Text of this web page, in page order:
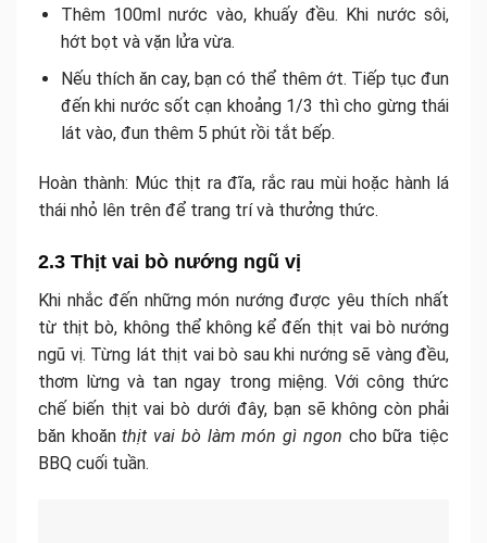
Thêm 100ml nước vào, khuấy đều. Khi nước sôi,
hớt bọt và vặn lửa vừa.
Nếu thích ăn cay, bạn có thể thêm ớt. Tiếp tục đun
đến khi nước sốt cạn khoảng 1/3 thì cho gừng thái
lát vào, đun thêm 5 phút rồi tắt bếp.
Hoàn thành: Múc thịt ra đĩa, rắc rau mùi hoặc hành lá
thái nhỏ lên trên để trang trí và thưởng thức.
2.3 Thịt vai bò nướng ngũ vị
Khi nhắc đến những món nướng được yêu thích nhất
từ thịt bò, không thể không kể đến thịt vai bò nướng
ngũ vị. Từng lát thịt vai bò sau khi nướng sẽ vàng đều,
thơm lừng và tan ngay trong miệng. Với công thức
chế biến thịt vai bò dưới đây, bạn sẽ không còn phải
băn khoănthịt vai bò làm món gì ngon cho bữa tiệc
BBQ cuối tuần.